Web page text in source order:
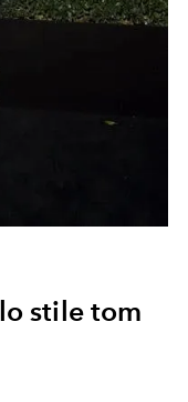
stile tom